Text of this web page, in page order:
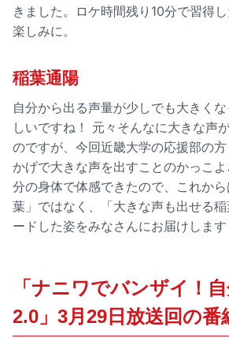
きました。ロケ時間残り10分で習得
楽しみに。
稲葉通陽
自分から出る声量が少しでも大きく
しいですね！ 元々そんなに大きな声
のですが、今回近畿大学の応援部の
かげで大きな声を出すことのかっこ
分の身体で体感できたので、これか
葉」ではなく、「大きな声も出せる
ードした姿をみなさんにお届けします
「ナニワでバンザイ！
2.0」3月29日放送回の番